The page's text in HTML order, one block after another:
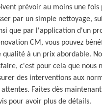
prévoir au moins une fois
par un simple nettoyage,
que par l'application d'un
CM, vous pouvez
qualité à un prix abordable.
c'est pour cela que nous
des interventions aux
attentes. Faites dès
pour avoir plus de détails.